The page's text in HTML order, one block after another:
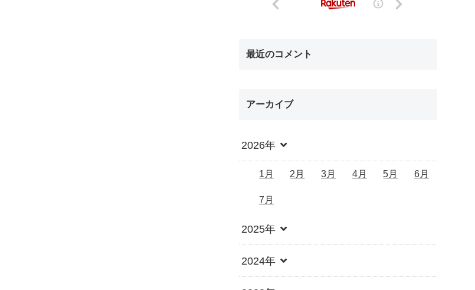
最近のコメント
アーカイブ
2026年
1月 2月 3月 4月 5月 6月
7月
2025年
2024年